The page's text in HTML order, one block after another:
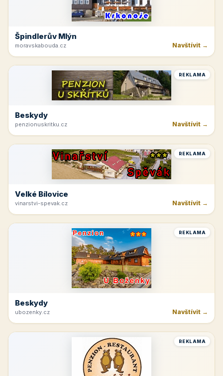
Špindlerův Mlýn
moravskabouda.cz Navštívit →
REKLAMA
Beskydy
penzionuskritku.cz Navštívit →
REKLAMA
Velké Bílovice
vinarstvi-spevak.cz Navštívit →
REKLAMA
Beskydy
ubozenky.cz Navštívit →
REKLAMA